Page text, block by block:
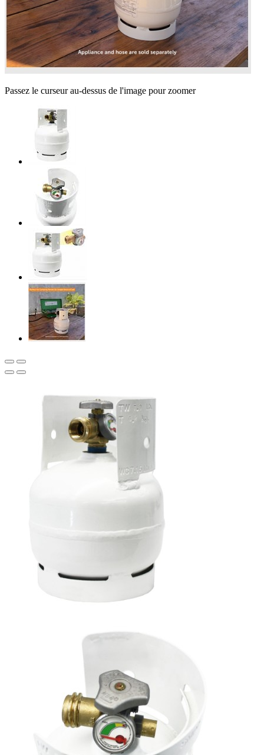
Passez le curseur au-dessus de l'image pour zoomer